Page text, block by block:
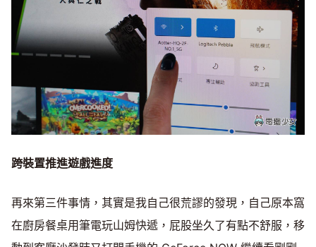
跨裝置推進遊戲進度
再來第三件事情，其實是我自己很荒謬的發現，自己原本窩
在廚房餐桌用筆電玩山姆快遞，屁股坐久了有點不舒服，移